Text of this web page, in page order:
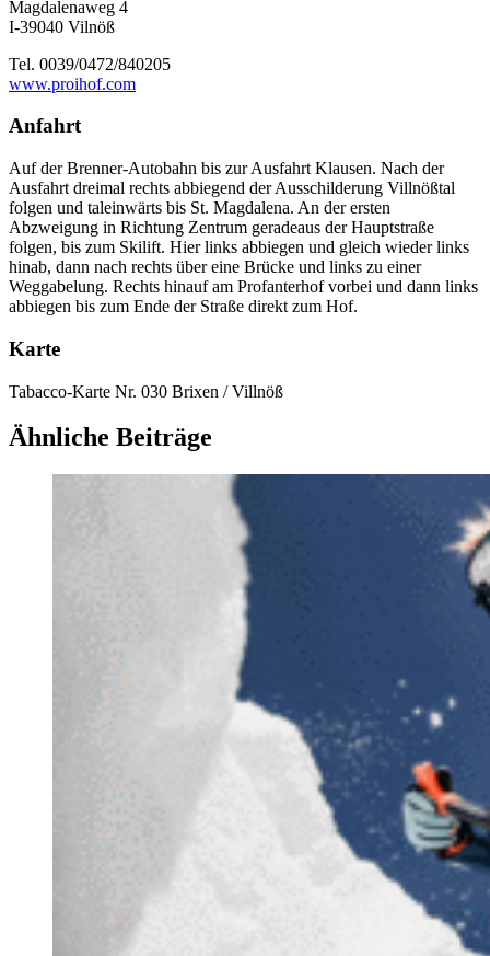
Magdalenaweg 4
I-39040 Vilnöß
Tel. 0039/0472/840205
www.proihof.com
Anfahrt
Auf der Brenner-Autobahn bis zur Ausfahrt Klausen. Nach der
Ausfahrt dreimal rechts abbiegend der Ausschilderung Villnößtal
folgen und taleinwärts bis St. Magdalena. An der ersten
Abzweigung in Richtung Zentrum geradeaus der Hauptstraße
folgen, bis zum Skilift. Hier links abbiegen und gleich wieder links
hinab, dann nach rechts über eine Brücke und links zu einer
Weggabelung. Rechts hinauf am Profanterhof vorbei und dann links
abbiegen bis zum Ende der Straße direkt zum Hof.
Karte
Tabacco-Karte Nr. 030 Brixen / Villnöß
Ähnliche Beiträge